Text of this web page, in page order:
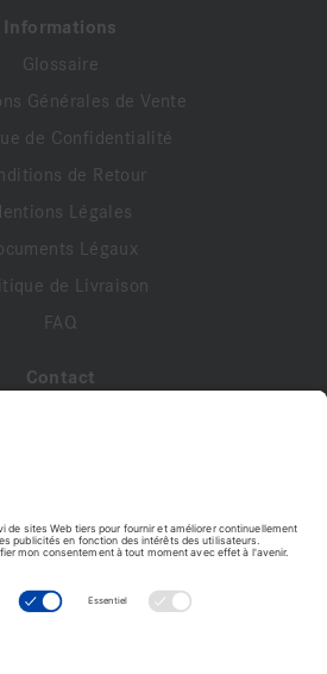
Informations
Glossaire
Générales de Vente
de Confidentialité
de Retour
Légales
Légaux
de Livraison
FAQ
Contact
de compte
Commandes